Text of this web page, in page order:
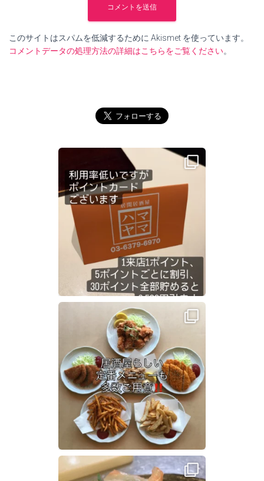
このサイトはスパムを低減するために Akismet を使っています。
コメントデータの処理方法の詳細はこちらをご覧ください。